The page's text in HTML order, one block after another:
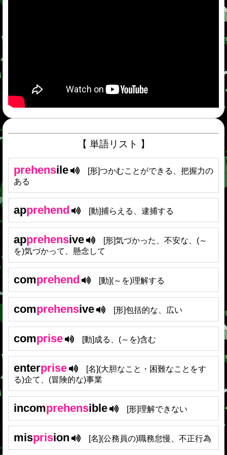
【 単語リスト 】
prehensile
[形]つかむことができる、把握力の
ある
apprehend [動]捕らえる、逮捕する
apprehensive
[形]気づかった、不安な、(～
を)気づかって、懸念して
comprehend [動](～を)理解する
comprehensive [形]包括的な、広い
comprise [動]成る、(～を)含む
enterprise
[名](大胆なこと・困難なことをす
る)企て、(冒険的な)事業
incomprehensible [形]理解できない
misprision [名](公務員の)職務怠慢、不正行為